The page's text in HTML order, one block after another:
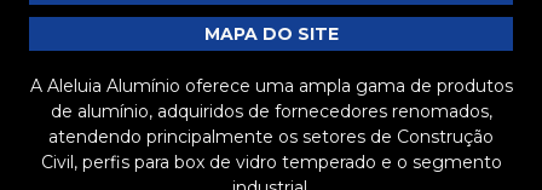
Barra chata de alumínio preço: descubra como
economizar na sua compra
Barra chata de alumínio preço: tudo que você precisa
saber antes de comprar
Barra Chata de Alumínio Preto é a Solução Ideal para
MAPA DO SITE
A Aleluia Alumínio oferece uma ampla gama de produtos
de alumínio, adquiridos de fornecedores renomados,
atendendo principalmente os setores de Construção
Civil, perfis para box de vidro temperado e o segmento